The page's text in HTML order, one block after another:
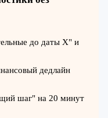
до даты Х" и
дедлайн
шаг" на 20 минут